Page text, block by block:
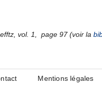
vol. 1, page 97 (voir la
Mentions légales